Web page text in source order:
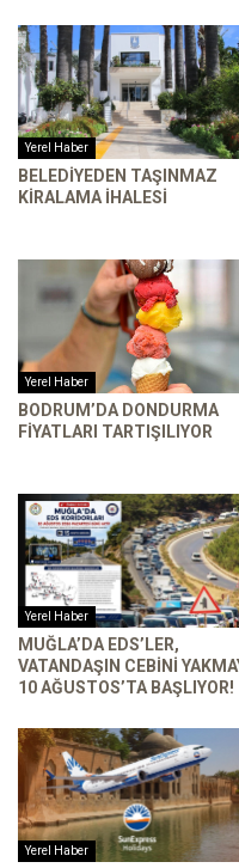
Yerel Haber
BELEDIYEDEN TAŞINMAZ
KIRALAMA İHALESI
Yerel Haber
BODRUM’DA DONDURMA
FIYATLARI TARTIŞILIYOR
Yerel Haber
MUĞLA’DA EDS’LER,
VATANDAŞIN CEBINI
10 AĞUSTOS’TA BAŞLIYOR!
Yerel Haber